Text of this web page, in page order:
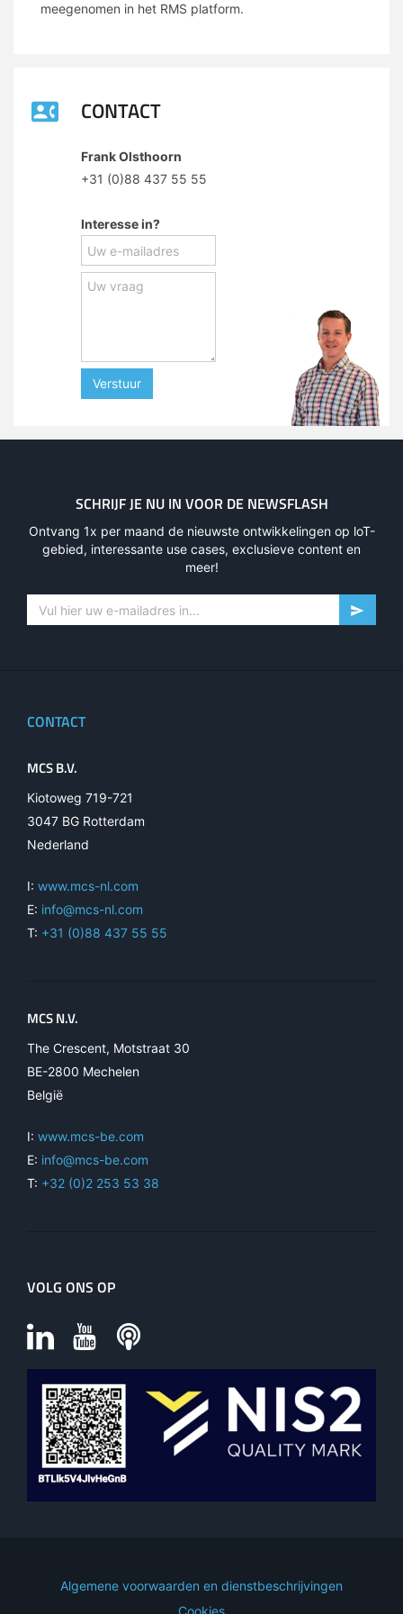
meegenomen in het RMS platform.
CONTACT
Frank Olsthoorn
+31 (0)88 437 55 55
Interesse in?
Verstuur
SCHRIJF JE NU IN VOOR DE NEWSFLASH
Ontvang 1x per maand de nieuwste ontwikkelingen op loT-
gebied, interessante use cases, exclusieve content en
meer!
CONTACT
MCS B.V.
Kiotoweg 719-721
3047 BG Rotterdam
Nederland
I: www.mcs-nl.com
E: info@mcs-nl.com
T: +31 (0)88 437 55 55
MCS N.V.
The Crescent, Motstraat 30
BE-2800 Mechelen
België
I: www.mcs-be.com
E: info@mcs-be.com
T: +32 (0)2 253 53 38
VOLG ONS OP
Algemene voorwaarden en dienstbeschrijvingen